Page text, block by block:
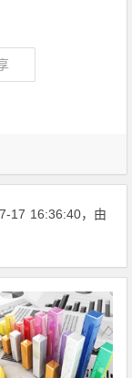
17 16:36:40，由